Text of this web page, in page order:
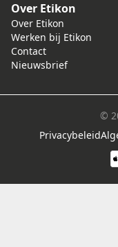
Over Etikon
Over Etikon
Werken bij Etikon
Contact
Nieuwsbrief
©
Privacybeleid